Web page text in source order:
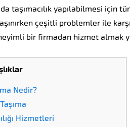
taşımacılık yapılabilmesi için
çeşitli problemler ile
bir firmadan hizmet almak
Nedir?
Hizmetleri